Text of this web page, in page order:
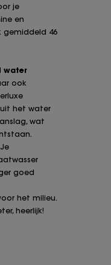
je
en
gemiddeld 46
water
ook
het water
wat
goed
het milieu.
heerlijk!